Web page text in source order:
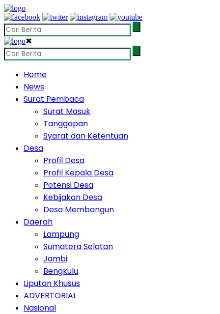
✖
Home
News
Surat Pembaca
Surat Masuk
Tanggapan
Syarat dan Ketentuan
Desa
Profil Desa
Profil Kepala Desa
Potensi Desa
Kebijakan Desa
Desa Membangun
Daerah
Lampung
Sumatera Selatan
Jambi
Bengkulu
Liputan Khusus
ADVERTORIAL
Nasional